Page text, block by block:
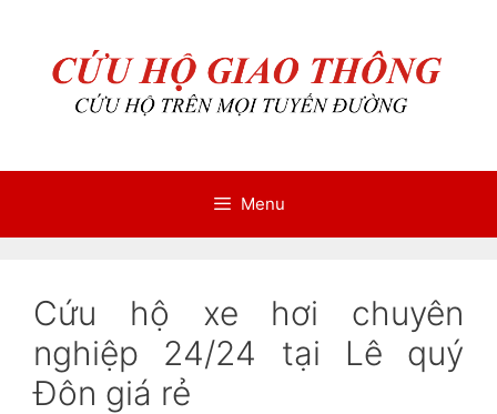
Menu
Cứu hộ xe hơi chuyên
nghiệp 24/24 tại Lê quý
Đôn giá rẻ